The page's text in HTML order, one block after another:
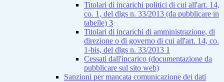
Titolari di incarichi politici di cui all'art. 14,
co. 1, del dlgs n. 33/2013 (da pubblicare in
tabelle) 3
Titolari di incarichi di amministrazione, di
direzione o di governo di cui all'art. 14, co.
1-bis, del dlgs n. 33/2013 1
Cessati dall'incarico (documentazione da
pubblicare sul sito web)
Sanzioni per mancata comunicazione dei dati